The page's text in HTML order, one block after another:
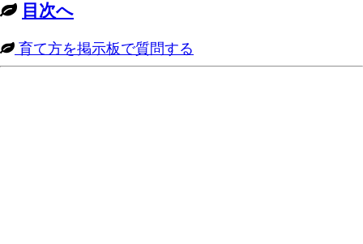
目次へ
育て方を掲示板で質問する